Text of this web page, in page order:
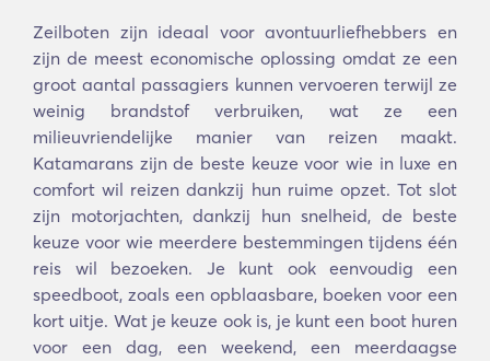
Zeilboten zijn ideaal voor avontuurliefhebbers en
zijn de meest economische oplossing omdat ze een
groot aantal passagiers kunnen vervoeren terwijl ze
weinig brandstof verbruiken, wat ze een
milieuvriendelijke manier van reizen maakt.
Katamarans zijn de beste keuze voor wie in luxe en
comfort wil reizen dankzij hun ruime opzet. Tot slot
zijn motorjachten, dankzij hun snelheid, de beste
keuze voor wie meerdere bestemmingen tijdens één
reis wil bezoeken. Je kunt ook eenvoudig een
speedboot, zoals een opblaasbare, boeken voor een
kort uitje. Wat je keuze ook is, je kunt een boot huren
voor een dag, een weekend, een meerdaagse